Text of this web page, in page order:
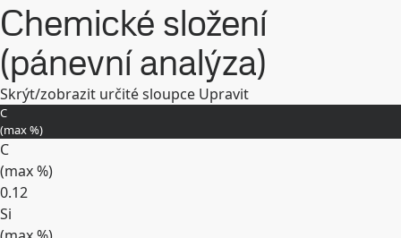
Chemické složení
(pánevní analýza)
Skrýt/zobrazit určité sloupce Upravit
C
(max%)
C
(max%)
0.12
Si